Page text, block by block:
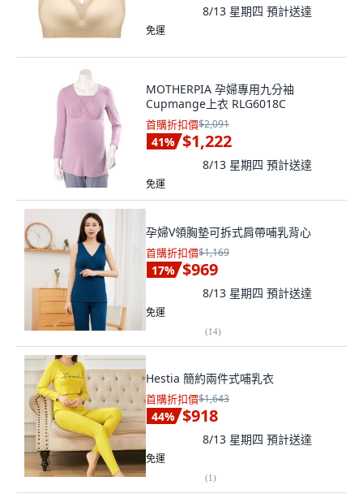
8/13 星期四 預計送達
免運
MOTHERPIA 孕婦專用九分袖
Cupmange上衣 RLG6018C
首購折扣價$2,091
41% $1,222
8/13 星期四 預計送達
免運
孕婦V領胸墊可拆式肩帶哺乳背心
首購折扣價$1,169
17% $969
8/13 星期四 預計送達
免運
(14)
Hestia 簡約兩件式哺乳衣
首購折扣價$1,643
44% $918
8/13 星期四 預計送達
免運
(1)